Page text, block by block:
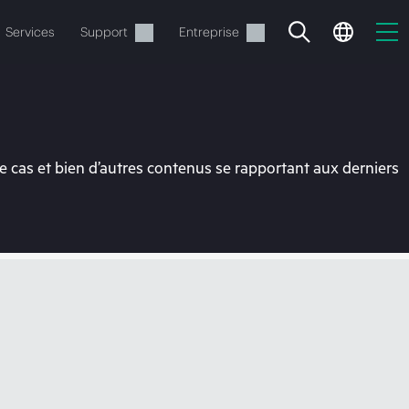
Services Support Entreprise
et bien d’autres contenus se rapportant aux derniers